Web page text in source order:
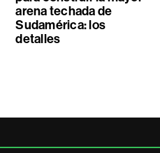
arena techada de
Sudamérica: los
detalles